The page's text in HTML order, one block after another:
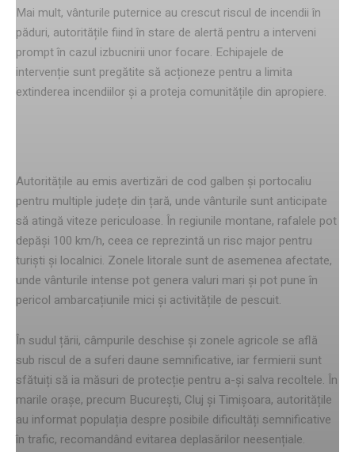
Mai mult, vânturile puternice au crescut riscul de incendii în
păduri, autoritățile fiind în stare de alertă pentru a interveni
prompt în cazul izbucnirii unor focare. Echipajele de
intervenție sunt pregătite să acționeze pentru a limita
extinderea incendiilor și a proteja comunitățile din apropiere.
Autoritățile au emis avertizări de cod galben și portocaliu
pentru multiple județe din țară, unde vânturile sunt anticipate
să atingă viteze periculoase. În regiunile montane, rafalele pot
depăși 100 km/h, ceea ce reprezintă un risc major pentru
turiști și localnici. Zonele litorale sunt de asemenea afectate,
unde vânturile intense pot genera valuri mari și pot pune în
pericol ambarcațiunile mici și activitățile de pescuit.
În sudul țării, câmpurile deschise și zonele agricole se află
sub riscul de a suferi daune semnificative, iar fermierii sunt
sfătuiți să ia măsuri de protecție pentru a-și salva recoltele. În
marile orașe, precum București, Cluj și Timișoara, autoritățile
au informat populația despre posibile dificultăți semnificative
în trafic, recomandând evitarea deplasărilor neesențiale.